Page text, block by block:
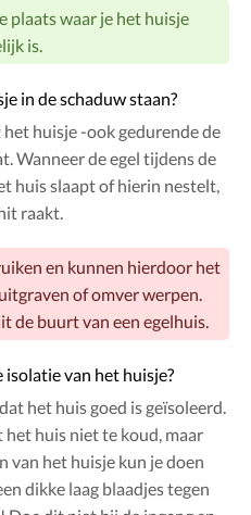
plaats waar je het huisje
is.
in de schaduw staan?
huisje -ook gedurende de
Wanneer de egel tijdens de
huis slaapt of hierin nestelt,
raakt.
en kunnen hierdoor het
of omver werpen.
de buurt van een egelhuis.
isolatie van het huisje?
het huis goed is geïsoleerd.
huis niet te koud, maar
van het huisje kun je doen
dikke laag blaadjes tegen